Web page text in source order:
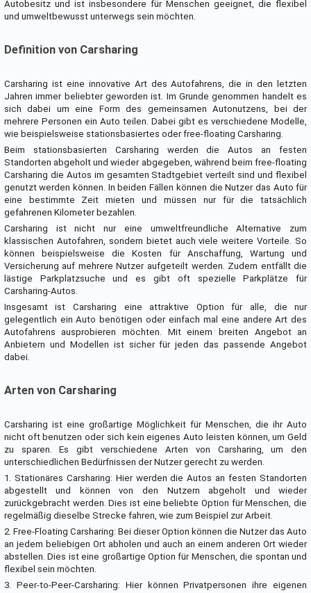
Autobesitz und ist insbesondere für Menschen geeignet, die flexibel
und umweltbewusst unterwegs sein möchten.
Definition von Carsharing
Carsharing ist eine innovative Art des Autofahrens, die in den letzten
Jahren immer beliebter geworden ist. Im Grunde genommen handelt es
sich dabei um eine Form des gemeinsamen Autonutzens, bei der
mehrere Personen ein Auto teilen. Dabei gibt es verschiedene Modelle,
wie beispielsweise stationsbasiertes oder free-floating Carsharing.
Beim stationsbasierten Carsharing werden die Autos an festen
Standorten abgeholt und wieder abgegeben, während beim free-floating
Carsharing die Autos im gesamten Stadtgebiet verteilt sind und flexibel
genutzt werden können. In beiden Fällen können die Nutzer das Auto für
eine bestimmte Zeit mieten und müssen nur für die tatsächlich
gefahrenen Kilometer bezahlen.
Carsharing ist nicht nur eine umweltfreundliche Alternative zum
klassischen Autofahren, sondern bietet auch viele weitere Vorteile. So
können beispielsweise die Kosten für Anschaffung, Wartung und
Versicherung auf mehrere Nutzer aufgeteilt werden. Zudem entfällt die
lästige Parkplatzsuche und es gibt oft spezielle Parkplätze für
Carsharing-Autos.
Insgesamt ist Carsharing eine attraktive Option für alle, die nur
gelegentlich ein Auto benötigen oder einfach mal eine andere Art des
Autofahrens ausprobieren möchten. Mit einem breiten Angebot an
Anbietern und Modellen ist sicher für jeden das passende Angebot
dabei.
Arten von Carsharing
Carsharing ist eine großartige Möglichkeit für Menschen, die ihr Auto
nicht oft benutzen oder sich kein eigenes Auto leisten können, um Geld
zu sparen. Es gibt verschiedene Arten von Carsharing, um den
unterschiedlichen Bedürfnissen der Nutzer gerecht zu werden.
1. Stationäres Carsharing: Hier werden die Autos an festen Standorten
abgestellt und können von den Nutzern abgeholt und wieder
zurückgebracht werden. Dies ist eine beliebte Option für Menschen, die
regelmäßig dieselbe Strecke fahren, wie zum Beispiel zur Arbeit.
2. Free-Floating Carsharing: Bei dieser Option können die Nutzer das Auto
an jedem beliebigen Ort abholen und auch an einem anderen Ort wieder
abstellen. Dies ist eine großartige Option für Menschen, die spontan und
flexibel sein möchten.
3. Peer-to-Peer-Carsharing: Hier können Privatpersonen ihre eigenen